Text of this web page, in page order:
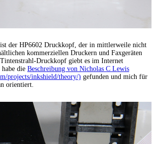
der HP6602 Druckkopf, der in mittlerweile nicht
kommerziellen Druckern und Faxgeräten
Druckkopf giebt es im Internet
die Beschreibung von Nicholas C Lewis
projects/inkshield/theory/) gefunden und mich für
orientiert.